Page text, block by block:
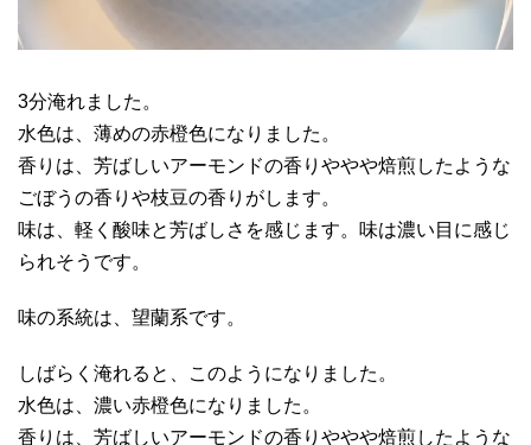
3分淹れました。
水色は、薄めの赤橙色になりました。
香りは、芳ばしいアーモンドの香りややや焙煎したような
ごぼうの香りや枝豆の香りがします。
味は、軽く酸味と芳ばしさを感じます。味は濃い目に感じ
られそうです。
味の系統は、望蘭系です。
しばらく淹れると、このようになりました。
水色は、濃い赤橙色になりました。
香りは、芳ばしいアーモンドの香りややや焙煎したような